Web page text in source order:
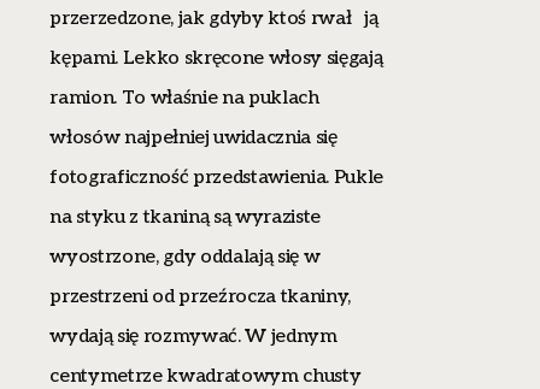
przerzedzone, jak gdyby ktoś rwał ją
kępami. Lekko skręcone włosy sięgają
ramion. To właśnie na puklach
włosów najpełniej uwidacznia się
fotograficzność przedstawienia. Pukle
na styku z tkaniną są wyraziste
wyostrzone, gdy oddalają się w
przestrzeni od przeźrocza tkaniny,
wydają się rozmywać. W jednym
centymetrze kwadratowym chusty